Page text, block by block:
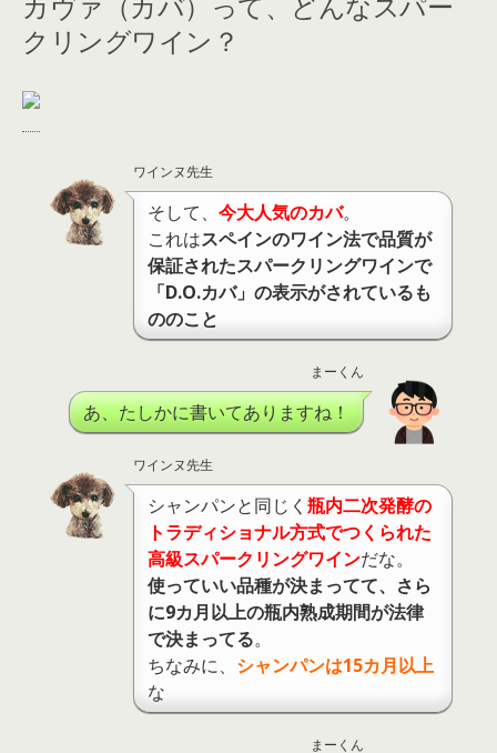
クリングワイン？
ワインヌ先生
そして、 今大人気のカバ。
これはスペインのワイン法で品質が
保証されたスパークリングワインで
「D.O.カバ」の表示がされているも
ののこと
まーくん
あ、たしかに書いてありますね！
ワインヌ先生
シャンパンと同じく 瓶内二次発酵の
トラディショナル方式でつくられた
高級スパークリングワインだな。
使っていい品種が決まってて、さら
に9カ月以上の瓶内熟成期間が法律
で決まってる。
ちなみに、 シャンパンは15カ月以上
な
まーくん